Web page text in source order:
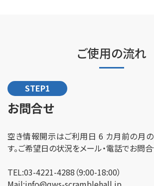
ご使用の流れ
STEP1
お問合せ
空き情報開示はご利用日 6 カ月前の月
す。ご希望日の状況をメール・電話でお問合
TEL:03-4221-4288（9:00-18:00）